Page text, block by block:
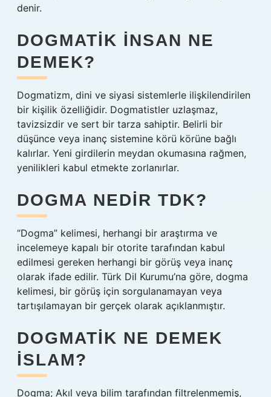
denir.
DOGMATIK INSAN NE
DEMEK?
Dogmatizm, dini ve siyasi sistemlerle ilişkilendirilen
bir kişilik özelliğidir. Dogmatistler uzlaşmaz,
tavizsizdir ve sert bir tarza sahiptir. Belirli bir
düşünce veya inanç sistemine körü körüne bağlı
kalırlar. Yeni girdilerin meydan okumasına rağmen,
yenilikleri kabul etmekte zorlanırlar.
DOGMA NEDIR TDK?
“Dogma” kelimesi, herhangi bir araştırma ve
incelemeye kapalı bir otorite tarafından kabul
edilmesi gereken herhangi bir görüş veya inanç
olarak ifade edilir. Türk Dil Kurumu’na göre, dogma
kelimesi, bir görüş için sorgulanamayan veya
tartışılamayan bir gerçek olarak açıklanmıştır.
DOGMATIK NE DEMEK
ISLAM?
Dogma; Akıl veya bilim tarafından filtrelenmemiş,